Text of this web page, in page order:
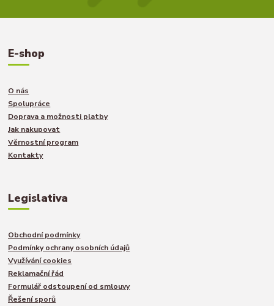
E-shop
O nás
Spolupráce
Doprava a možnosti platby
Jak nakupovat
Věrnostní program
Kontakty
Legislativa
Obchodní podmínky
Podmínky ochrany osobních údajů
Využívání cookies
Reklamační řád
Formulář odstoupení od smlouvy
Řešení sporů